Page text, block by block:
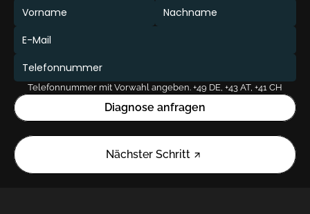
Telefonnummer mit Vorwahl angeben. +49 DE, +43 AT, +41 CH
Diagnose anfragen
Nächster Schritt